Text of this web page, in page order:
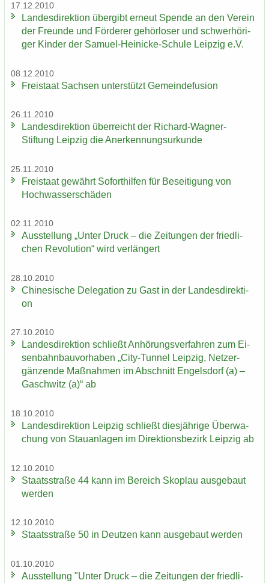
17.12.2010
Lan­des­di­rek­ti­on über­gibt er­neut Spen­de an den Ver­ein
der Freun­de und För­de­rer ge­hör­lo­ser und schwer­hö­ri­
ger Kin­der der Samuel-​Heinicke-Schule Leip­zig e.V.
08.12.2010
Frei­staat Sach­sen un­ter­stützt Ge­mein­de­fu­si­on
26.11.2010
Lan­des­di­rek­ti­on über­reicht der Richard-​Wagner-
Stiftung Leip­zig die An­er­ken­nungs­ur­kun­de
25.11.2010
Frei­staat ge­währt So­fort­hil­fen für Be­sei­ti­gung von
Hoch­was­ser­schä­den
02.11.2010
Aus­stel­lung „Unter Druck – die Zei­tun­gen der fried­li­
chen Re­vo­lu­ti­on“ wird ver­län­gert
28.10.2010
Chi­ne­si­sche De­le­ga­ti­on zu Gast in der Lan­des­di­rek­ti­
on
27.10.2010
Lan­des­di­rek­ti­on schließt An­hö­rungs­ver­fah­ren zum Ei­
sen­bahn­bau­vor­ha­ben „City-​Tunnel Leip­zig, Netz­er­
gän­zen­de Maß­nah­men im Ab­schnitt En­gels­dorf (a) –
Gaschwitz (a)“ ab
18.10.2010
Lan­des­di­rek­ti­on Leip­zig schließt dies­jäh­ri­ge Über­wa­
chung von Stau­an­la­gen im Di­rek­ti­ons­be­zirk Leip­zig ab
12.10.2010
Staats­stra­ße 44 kann im Be­reich Sko­plau aus­ge­baut
wer­den
12.10.2010
Staats­stra­ße 50 in Deut­zen kann aus­ge­baut wer­den
01.10.2010
Aus­stel­lung "Unter Druck – die Zei­tun­gen der fried­li­